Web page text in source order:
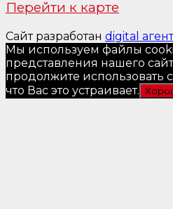
Перейти к карте
Сайт разработан digital
Мы используем файлы
представления нашего
продолжите использовать
что Вас это устраивает.